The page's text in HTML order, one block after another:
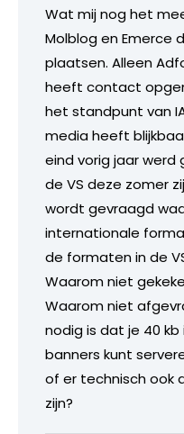
Wat mij nog het
Molblog en Emerce
plaatsen. Alleen
heeft contact
het standpunt van
media heeft
eind vorig jaar
de VS deze zomer
wordt gevraagd
internationale
de formaten in de
Waarom niet
Waarom niet
nodig is dat je 40
banners kunt
of er technisch ook
zijn?